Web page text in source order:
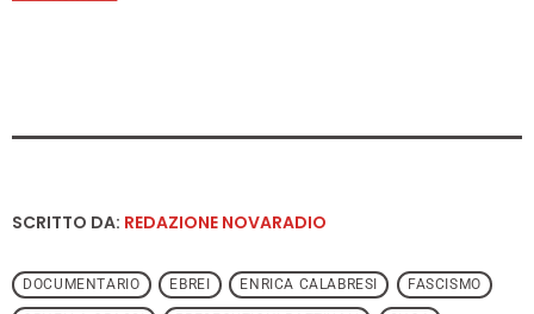
SCRITTO DA: REDAZIONE NOVARADIO
DOCUMENTARIO EBREI ENRICA CALABRESI FASCISMO